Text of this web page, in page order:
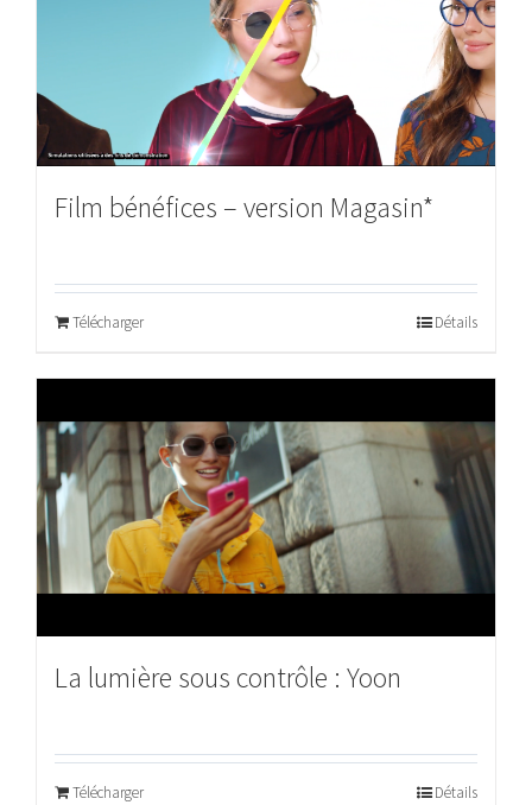
Film bénéfices – version Magasin*
Télécharger Détails
La lumière sous contrôle : Yoon
Télécharger Détails